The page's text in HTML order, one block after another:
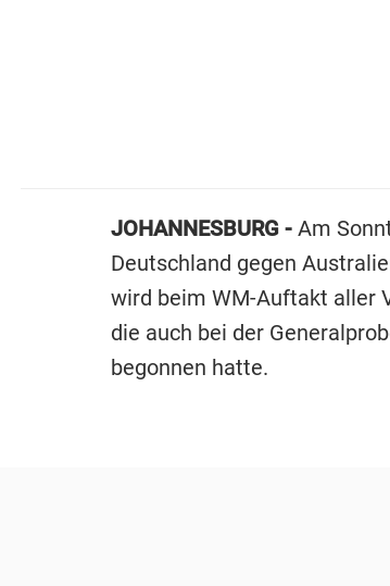
JOHANNESBURG - Am
Deutschland gegen
wird beim WM-Auftakt aller
die auch bei der
begonnen hatte.